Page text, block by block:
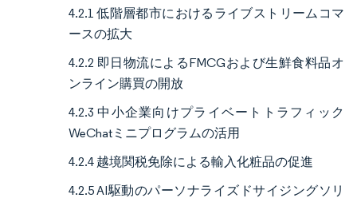
4.2.1 低階層都市におけるライブストリームコマ
ースの拡大
4.2.2 即日物流によるFMCGおよび生鮮食料品オ
ンライン購買の開放
4.2.3 中小企業向けプライベートトラフィック
WeChatミニプログラムの活用
4.2.4 越境関税免除による輸入化粧品の促進
4.2.5 AI駆動のパーソナライズドサイジングソリ